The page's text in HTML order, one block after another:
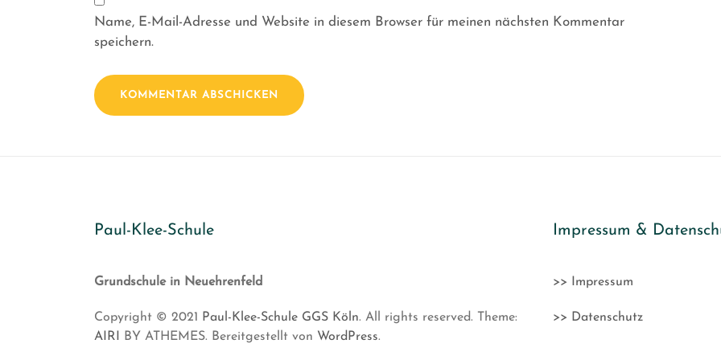
Name, E-Mail-Adresse und Website in diesem Browser für meinen nächsten Kommentar
speichern.
Paul-Klee-Schule
Grundschule in Neuehrenfeld
Copyright © 2021 Paul-Klee-Schule GGS Köln. All rights reserved. Theme:
AIRI BY ATHEMES. Bereitgestellt von WordPress.
Impressum &
>> Impressum
>> Datenschutz